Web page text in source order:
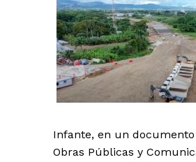
Infante, en un
Obras Públicas y